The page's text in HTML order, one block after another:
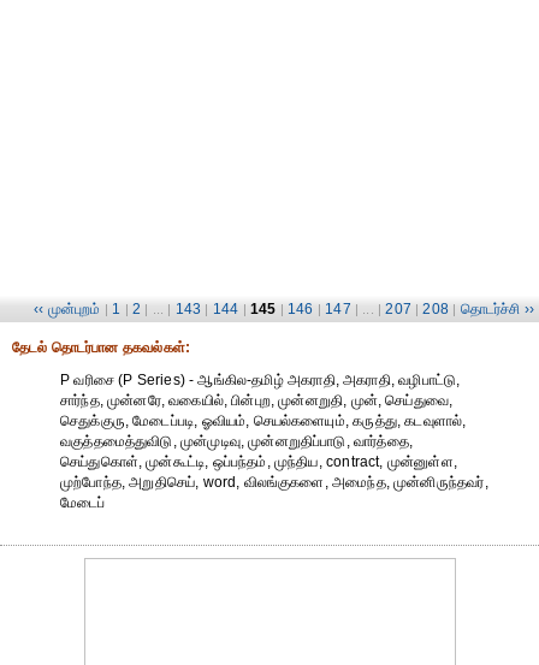
‹‹ முன்புறம் | 1 | 2 | ... | 143 | 144 | 145 | 146 | 147 | ... | 207 | 208 | தொடர்ச்சி ››
தேட‌ல் தொட‌ர்பான தகவ‌ல்க‌ள்:
P வரிசை (P Series) - ஆங்கில-தமிழ் அகராதி, அகராதி, வழிபாட்டு,
சார்ந்த, முன்னரே, வகையில், பின்புற, முன்னறுதி, முன், செய்துவை,
செதுக்குரு, மேடைப்படி, ஓவியம், செயல்களையும், கருத்து, கடவுளால்,
வகுத்தமைத்துவிடு, முன்முடிவு, முன்னறுதிப்பாடு, வார்த்தை,
செய்துகொள், முன்கூட்டி, ஒப்பந்தம், முந்திய, contract, முன்னுள்ள,
முற்போந்த, அறுதிசெய், word, விலங்குகளை, அமைந்த, முன்னிருந்தவர்,
மேடைப்